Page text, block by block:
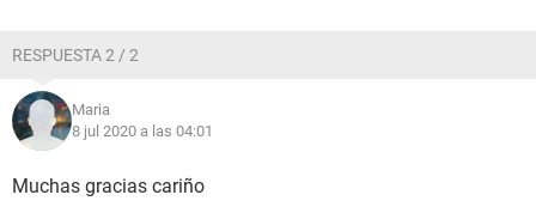
RESPUESTA 2 / 2
Maria
8 jul 2020 a las 04:01
Muchas gracias cariño